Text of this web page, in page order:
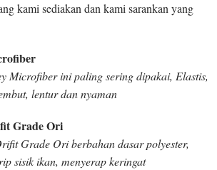
kami sediakan dan kami sarankan yang
Microfiber ini paling sering dipakai, Elastis,
lentur dan nyaman
Grade Ori
Grade Ori berbahan dasar polyester,
sisik ikan, menyerap keringat